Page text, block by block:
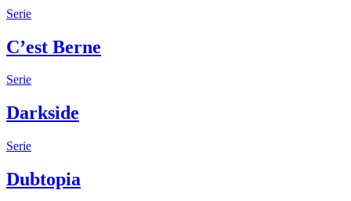
Serie
C’est Berne
Serie
Darkside
Serie
Dubtopia